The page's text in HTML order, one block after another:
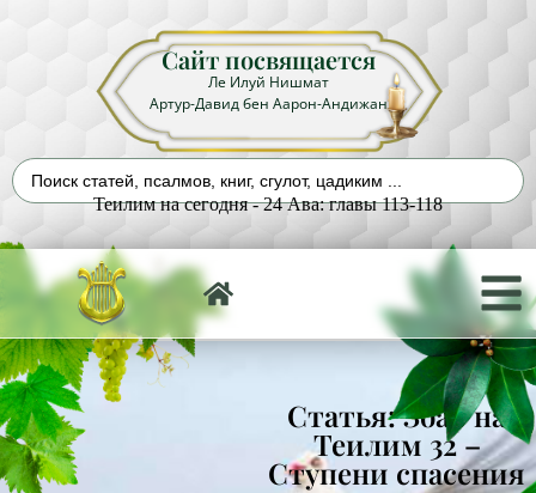
Сайт посвящается
Ле Илуй Нишмат
Артур-Давид бен Аарон-Андижан
Теилим на сегодня - 24 Ава: главы 113-118
Статья: Зоар на
Теилим 32 –
Ступени спасения